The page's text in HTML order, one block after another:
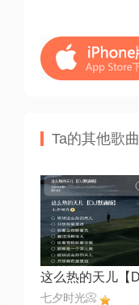
Ta的其他歌曲
七夕时光📀